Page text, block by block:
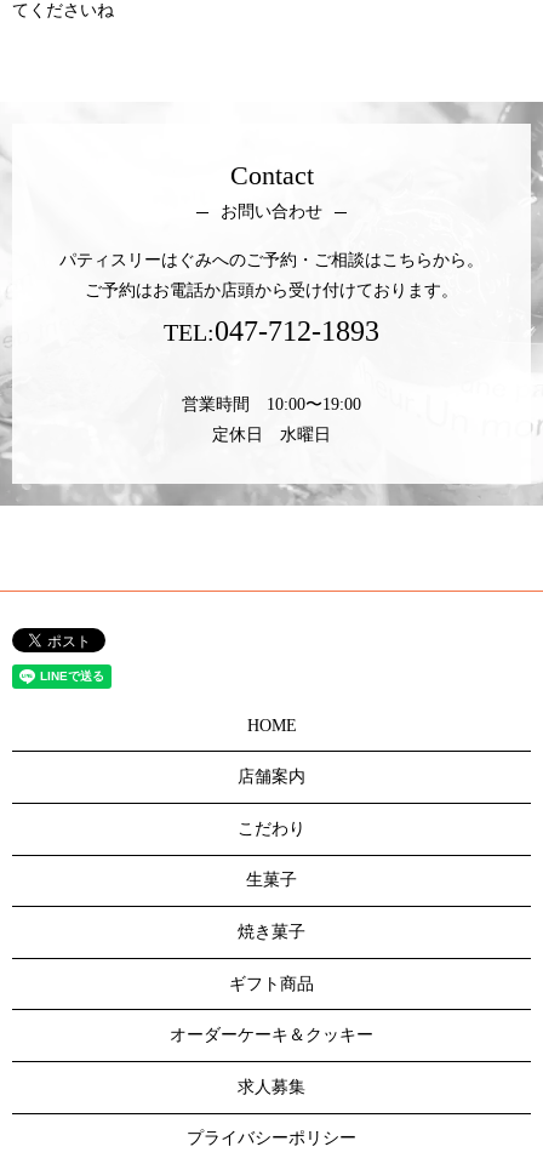
てくださいね
Contact
お問い合わせ
パティスリーはぐみへのご予約・ご相談はこちらから。
ご予約はお電話か店頭から受け付けております。
TEL:047-712-1893
営業時間 10:00〜19:00
定休日 水曜日
HOME
店舗案内
こだわり
生菓子
焼き菓子
ギフト商品
オーダーケーキ＆クッキー
求人募集
プライバシーポリシー